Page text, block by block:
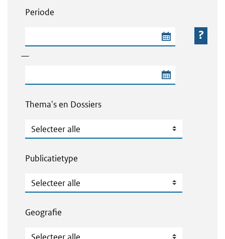
Periode
—
Thema's en Dossiers
Thema's en Dossiers
Publicatietype
Publicatietype
Geografie
Geografie